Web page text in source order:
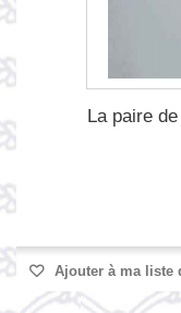
La paire
Ajouter à ma liste